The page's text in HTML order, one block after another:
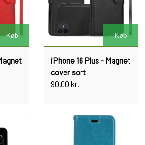
Køb Køb
iPhone 16 Plus - Magnet
cover sort
90,00 kr.